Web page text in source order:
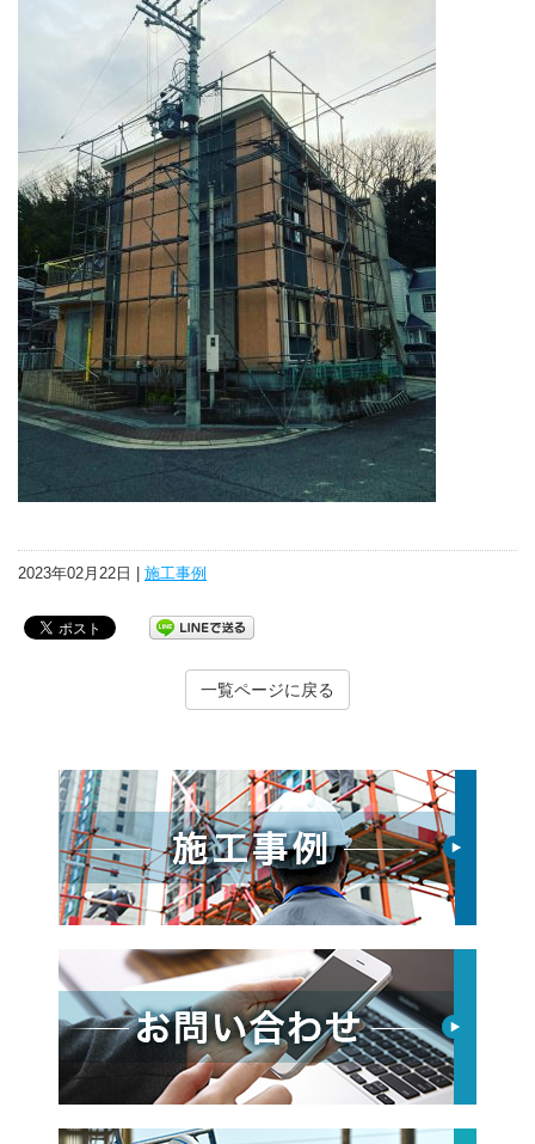
2023年02月22日 | 施工事例
一覧ページに戻る